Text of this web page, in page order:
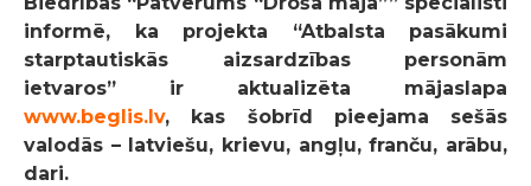
informē, ka projekta “Atbalsta pasākumi
starptautiskās aizsardzības personām
ietvaros” ir aktualizēta mājaslapa
www.beglis.lv, kas šobrīd pieejama sešās
valodās – latviešu, krievu, angļu, franču, arābu,
dari.